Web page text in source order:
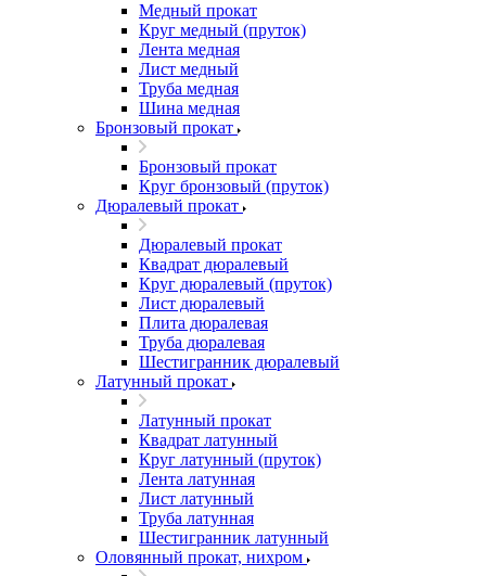
Медный прокат
Круг медный (пруток)
Лента медная
Лист медный
Труба медная
Шина медная
Бронзовый прокат
Бронзовый прокат
Круг бронзовый (пруток)
Дюралевый прокат
Дюралевый прокат
Квадрат дюралевый
Круг дюралевый (пруток)
Лист дюралевый
Плита дюралевая
Труба дюралевая
Шестигранник дюралевый
Латунный прокат
Латунный прокат
Квадрат латунный
Круг латунный (пруток)
Лента латунная
Лист латунный
Труба латунная
Шестигранник латунный
Оловянный прокат, нихром